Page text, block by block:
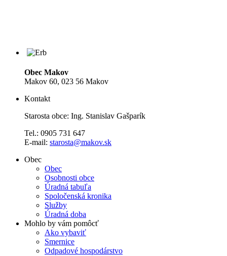
Obec Makov
Makov 60, 023 56 Makov
Kontakt
Starosta obce: Ing. Stanislav Gašparík
Tel.: 0905 731 647
E-mail: starosta@makov.sk
Obec
Obec
Osobnosti obce
Úradná tabuľa
Spoločenská kronika
Služby
Úradná doba
Mohlo by vám pomôcť
Ako vybaviť
Smernice
Odpadové hospodárstvo